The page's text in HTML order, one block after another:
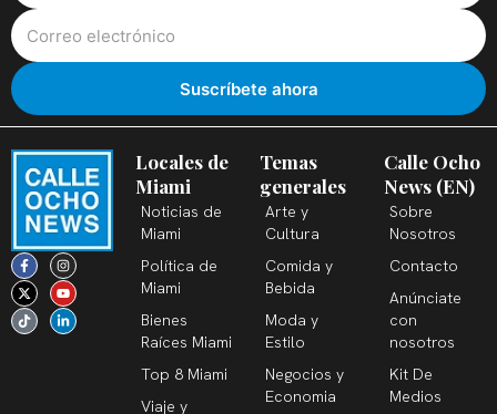
F
a
c
e
b
o
o
I
n
s
t
a
g
r
X
-
t
w
i
t
t
Y
o
u
t
u
b
e
T
i
k
t
o
k
L
i
n
k
e
d
i
Locales de
Miami
Noticias de
Miami
Política de
Miami
Bienes
Raíces Miami
Top 8 Miami
Viaje y
Temas
generales
Arte y
Cultura
Comida y
Bebida
Moda y
Estilo
Negocios y
Economia
Calle Ocho
News (EN)
Sobre
Nosotros
Contacto
Anúnciate
con
nosotros
Kit De
Medios